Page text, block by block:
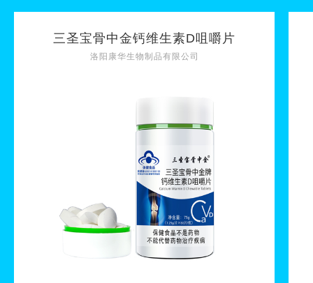
三圣宝骨中金钙维生素D咀嚼片
洛阳康华生物制品有限公司